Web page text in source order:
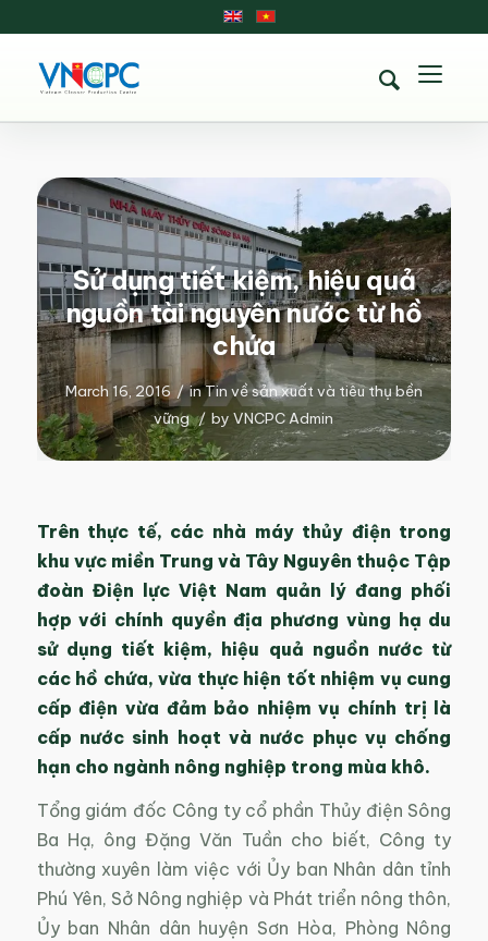
Sử dụng tiết kiệm, hiệu quả
nguồn tài nguyên nước từ hồ
chứa
March 16, 2016 / inTin về sản xuất và tiêu thụ bền
vững / byVNCPC Admin
Trên thực tế, các nhà máy thủy điện trong
khu vực miền Trung và Tây Nguyên thuộc Tập
đoàn Điện lực Việt Nam quản lý đang phối
hợp với chính quyền địa phương vùng hạ du
sử dụng tiết kiệm, hiệu quả nguồn nước từ
các hồ chứa, vừa thực hiện tốt nhiệm vụ cung
cấp điện vừa đảm bảo nhiệm vụ chính trị là
cấp nước sinh hoạt và nước phục vụ chống
hạn cho ngành nông nghiệp trong mùa khô.
Tổng giám đốc Công ty cổ phần Thủy điện Sông
Ba Hạ, ông Đặng Văn Tuần cho biết, Công ty
thường xuyên làm việc với Ủy ban Nhân dân tỉnh
Phú Yên, Sở Nông nghiệp và Phát triển nông thôn,
Ủy ban Nhân dân huyện Sơn Hòa, Phòng Nông